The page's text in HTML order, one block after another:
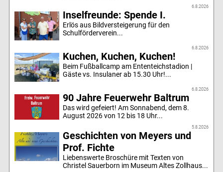
6.8.2026
Inselfreunde: Spende I.
Erlös aus Bildversteigerung für den
Schulförderverein...
6.8.2026
Kuchen, Kuchen, Kuchen!
Beim Fußballcamp am Ententeichstadion |
Gäste vs. Insulaner ab 15.30 Uhr!...
6.8.2026
90 Jahre Feuerwehr Baltrum
Das wird gefeiert! Am Sonnabend, dem 8.
August 2026 von 12 bis 18 Uhr...
5.8.2026
Geschichten von Meyers und
Prof. Fichte
Liebenswerte Broschüre mit Texten von
Christel Sauerborn im Museum Altes Zollhaus...